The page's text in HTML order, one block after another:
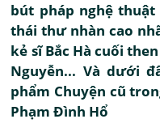
bút pháp nghệ
thái thư nhàn cao
kẻ sĩ Bắc Hà cuối
Nguyễn... Và dưới
phẩm Chuyện cũ
Phạm Đình Hổ